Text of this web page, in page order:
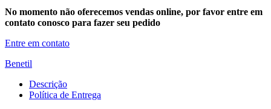
No momento não oferecemos vendas online, por favor entre em
contato conosco para fazer seu pedido
Entre em contato
Benetil
Descrição
Política de Entrega